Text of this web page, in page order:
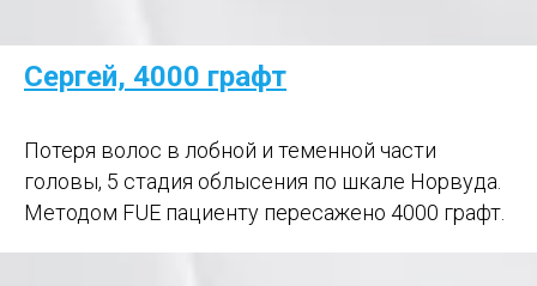
Сергей, 4000 графт
Потеря волос в лобной и теменной части
головы, 5 стадия облысения по шкале Норвуда.
Методом FUE пациенту пересажено 4000 графт.